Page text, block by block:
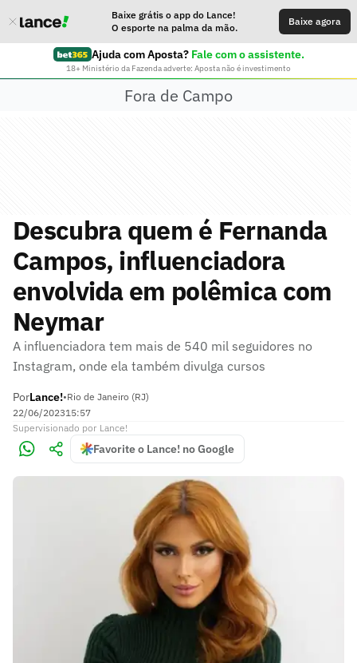
Baixe grátis o app do Lance!
O esporte na palma da mão.
Baixe agora
Ajuda com Aposta? Fale com o assistente.
18+ Ministério da Fazenda adverte: Aposta não é investimento
Fora de Campo
Descubra quem é Fernanda
Campos, influenciadora
envolvida em polêmica com
Neymar
A influenciadora tem mais de 540 mil seguidores no
Instagram, onde ela também divulga cursos
PorLance!•Rio de Janeiro (RJ)
22/06/202315:57
Supervisionado por Lance!
Favorite o Lance! no Google